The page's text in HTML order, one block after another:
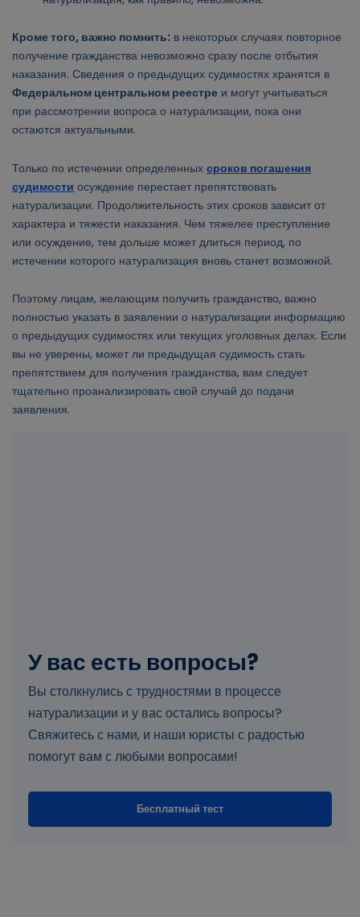
Кроме того, важно помнить: в некоторых случаях повторное
получение гражданства невозможно сразу после отбытия
наказания. Сведения о предыдущих судимостях хранятся в
Федеральном центральном реестре и могут учитываться
при рассмотрении вопроса о натурализации, пока они
остаются актуальными.
Только по истечении определенных сроков погашения
судимости осуждение перестает препятствовать
натурализации. Продолжительность этих сроков зависит от
характера и тяжести наказания. Чем тяжелее преступление
или осуждение, тем дольше может длиться период, по
истечении которого натурализация вновь станет возможной.
Поэтому лицам, желающим получить гражданство, важно
полностью указать в заявлении о натурализации информацию
о предыдущих судимостях или текущих уголовных делах. Если
вы не уверены, может ли предыдущая судимость стать
препятствием для получения гражданства, вам следует
тщательно проанализировать свой случай до подачи
заявления.
У вас есть вопросы?
Вы столкнулись с трудностями в процессе
натурализации и у вас остались вопросы?
Свяжитесь с нами, и наши юристы с радостью
помогут вам с любыми вопросами!
Бесплатный тест